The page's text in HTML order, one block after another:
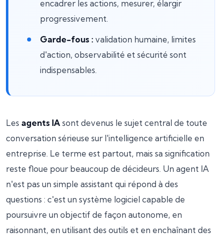
encadrer les actions, mesurer, élargir
progressivement.
Garde-fous :validation humaine, limites
d'action, observabilité et sécurité sont
indispensables.
Les agents IAsont devenus le sujet central de toute
conversation sérieuse sur l'intelligence artificielle en
entreprise. Le terme est partout, mais sa signification
reste floue pour beaucoup de décideurs. Un agent IA
n'est pas un simple assistant qui répond à des
questions : c'est un système logiciel capable de
poursuivre un objectif de façon autonome, en
raisonnant, en utilisant des outils et en enchaînant des